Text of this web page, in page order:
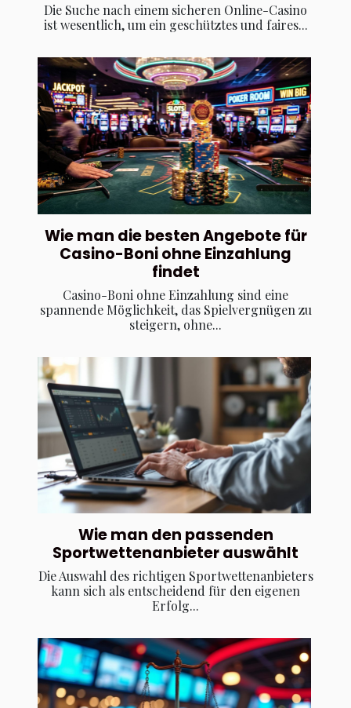
Die Suche nach einem sicheren Online-Casino
ist wesentlich, um ein geschütztes und faires...
Wie man die besten Angebote für
Casino-Boni ohne Einzahlung
findet
Casino-Boni ohne Einzahlung sind eine
spannende Möglichkeit, das Spielvergnügen zu
steigern, ohne...
Wie man den passenden
Sportwettenanbieter auswählt
Die Auswahl des richtigen Sportwettenanbieters
kann sich als entscheidend für den eigenen
Erfolg...